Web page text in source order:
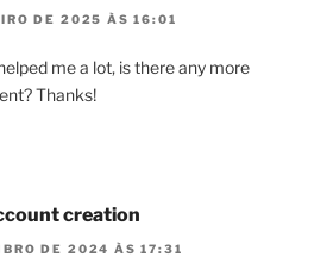
DE 2025 ÀS 16:01
me a lot, is there any more
Thanks!
creation
DE 2024 ÀS 17:31